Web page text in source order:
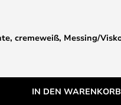
cremeweiß, Messing/
IN DEN WARENKORB